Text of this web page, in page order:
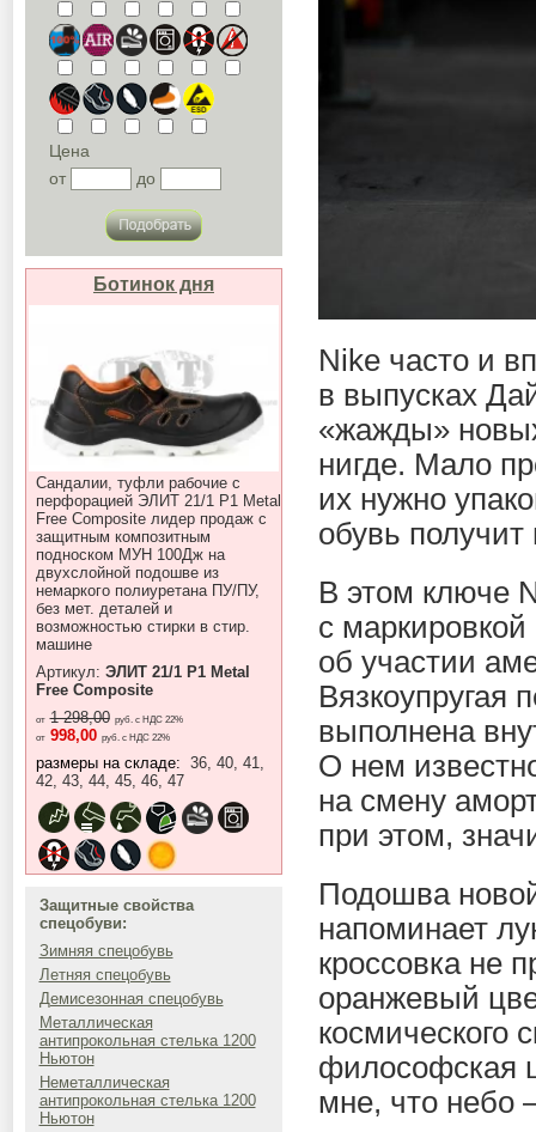
Цена
от
до
Ботинок дня
Сандалии, туфли рабочие с
перфорацией ЭЛИТ 21/1 P1 Metal
Free Composite лидер продаж с
защитным композитным
подноском МУН 100Дж на
двухслойной подошве из
немаркого полиуретана ПУ/ПУ,
без мет. деталей и
возможностью стирки в стир.
машине
Артикул: ЭЛИТ 21/1 P1 Metal
Free Composite
от 1 298,00 руб. с НДС 22%
от 998,00 руб. с НДС 22%
размеры на складе: 36, 40, 41,
42, 43, 44, 45, 46, 47
Защитные свойства
спецобуви:
Зимняя спецобувь
Летняя спецобувь
Демисезонная спецобувь
Металлическая
антипрокольная стелька 1200
Ньютон
Неметаллическая
антипрокольная стелька 1200
Ньютон
Nike часто и
в выпусках
«жажды»
нигде. Мало
их нужно
обувь
В этом ключе
с
об участии
Вязкоупругая
выполнена
О нем
на смену
при этом,
Подошва
напоминает
кроссовка не
оранжевый
космического
философская
мне, что небо